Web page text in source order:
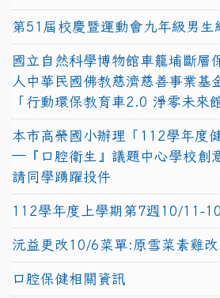
第51屆校慶暨運動會九年級男生
國立自然科學博物館車籠埔斷層
人中華民國佛教慈濟慈善事業基
「行動環保教育車2.0 淨零未來
本市高榮國小辦理「112學年度
─『口腔衛生』議題中心學校創
請同學踴躍投件
112學年度上學期第7週10/11-
沅益更改10/6菜單:原雪菜素雞
口腔保健相關資訊